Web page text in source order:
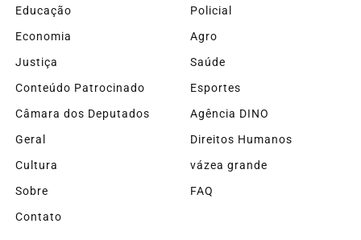
Educação
Policial
Economia
Agro
Justiça
Saúde
Conteúdo Patrocinado
Esportes
Câmara dos Deputados
Agência DINO
Geral
Direitos Humanos
Cultura
vázea grande
Sobre
FAQ
Contato